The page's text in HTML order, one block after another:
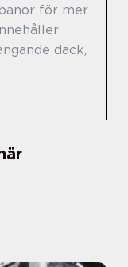
för mer
däck,